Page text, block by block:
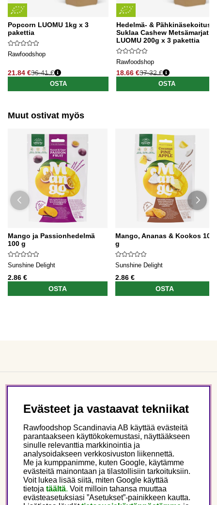
Popcorn LUOMU 1kg x 3
pakettia
Rawfoodshop
21.84 €
Normaali hinta
36.41 €
OSTA
Hedelmä- & Pähkinäsekoitus
Suklaa Cashew Metsämarjat
LUOMU 200g x 3 pakettia
Rawfoodshop
18.66 €
Normaali hinta
37.32 €
OSTA
Muut ostivat myös
Mango ja Passionhedelmä
100 g
Sunshine Delight
2.86 €
OSTA
Mango, Ananas & Kookos 100
g
Sunshine Delight
2.86 €
OSTA
Seuraa meitä
Tämä on Rawfoodshop
Finland
Evästeet ja vastaavat tekniikat
Rawfoodshop Scandinavia AB käyttää evästeitä
parantaakseen käyttökokemustasi, näyttääkseen
sinulle relevanttia markkinointia ja
analysoidakseen verkkosivuston liikennettä.
Me ja kumppanimme, kuten Google, käytämme
evästeitä mainontaan ja tilastollisiin tarkoituksiin.
Voit lukea lisää siitä, miten Google käyttää
tietoja täältä. Voit milloin tahansa muuttaa
evästeasetuksiasi ”Asetukset”-painikkeen kautta.